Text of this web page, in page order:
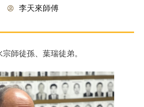
李天來師傅
師徒孫、葉瑞徒弟。